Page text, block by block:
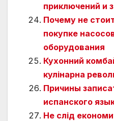
приключений и
Почему не
покупке
оборудования
Кухонний
кулінарна
Причины
испанского
Не слід